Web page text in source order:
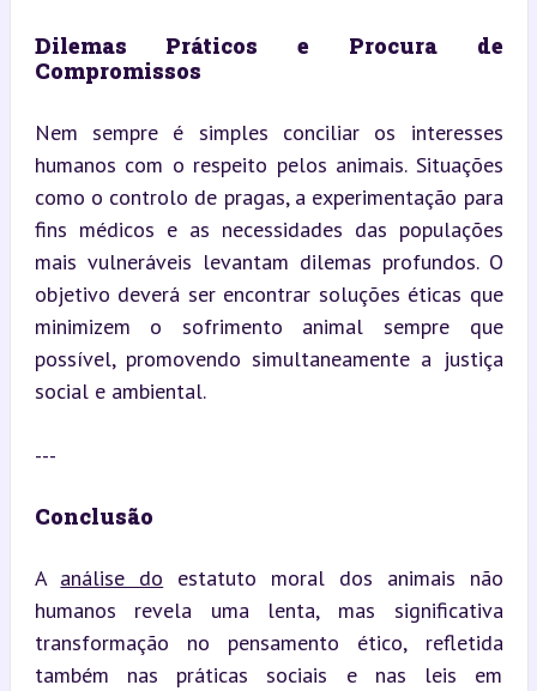
Dilemas Práticos e Procura de
Compromissos
Nem sempre é simples conciliar os interesses
humanos com o respeito pelos animais. Situações
como o controlo de pragas, a experimentação para
fins médicos e as necessidades das populações
mais vulneráveis levantam dilemas profundos. O
objetivo deverá ser encontrar soluções éticas que
minimizem o sofrimento animal sempre que
possível, promovendo simultaneamente a justiça
social e ambiental.
---
Conclusão
A análise do estatuto moral dos animais não
humanos revela uma lenta, mas significativa
transformação no pensamento ético, refletida
também nas práticas sociais e nas leis em